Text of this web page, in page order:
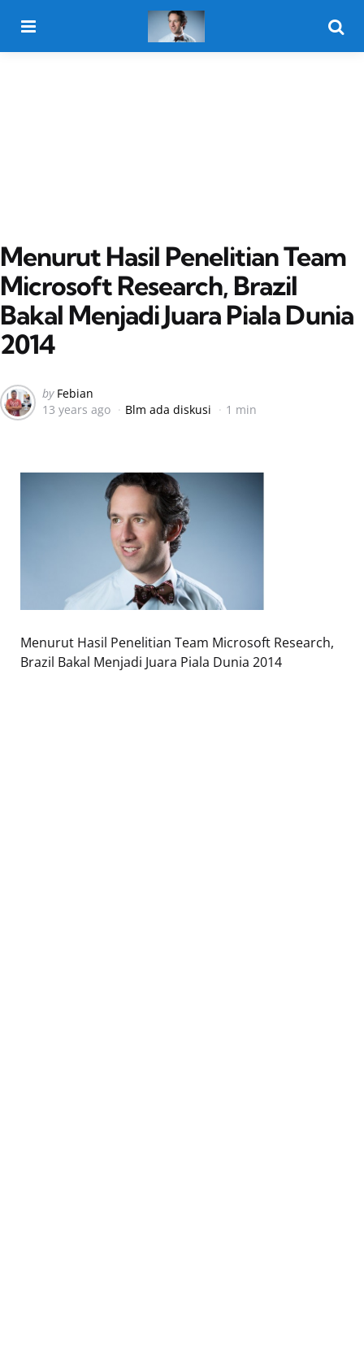
Menurut Hasil Penelitian Team
Microsoft Research, Brazil
Bakal Menjadi Juara Piala Dunia
2014
Posted
by
by Febian
13 years ago
Blm ada diskusi 1 min
Menurut Hasil Penelitian Team Microsoft Research,
Brazil Bakal Menjadi Juara Piala Dunia 2014